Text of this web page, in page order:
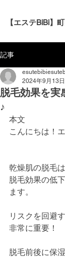
【エステBiBi】
記事
脱毛効果を実
♪
2024年9月13日
本文
こんにちは！
乾燥肌の脱毛
脱毛効果の低
ます。
リスクを回避
非常に重要！
脱毛前後に保